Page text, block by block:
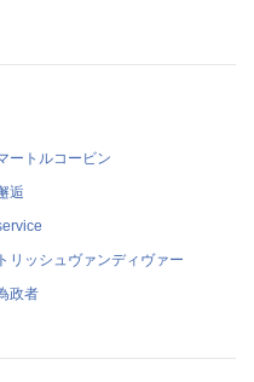
ートルコービン
逅
トリッシュヴァンディヴァー
政者